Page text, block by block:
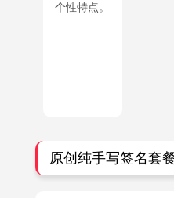
个性特点。
原创纯手写签名套